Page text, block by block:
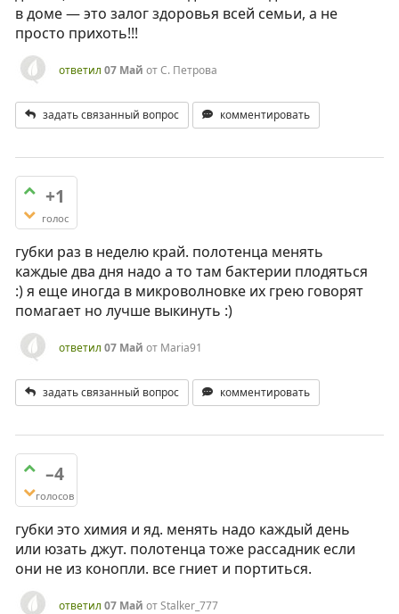
в доме — это залог здоровья всей семьи, а не
просто прихоть!!!
ответил 07 Май отС. Петрова
задать связанный вопрос комментировать
+1
голос
губки раз в неделю край. полотенца менять
каждые два дня надо а то там бактерии плодяться
:) я еще иногда в микроволновке их грею говорят
помагает но лучше выкинуть :)
ответил 07 Май от Maria91
задать связанный вопрос комментировать
–4
голосов
губки это химия и яд. менять надо каждый день
или юзать джут. полотенца тоже рассадник если
они не из конопли. все гниет и портиться.
ответил 07 Май отStalker_777